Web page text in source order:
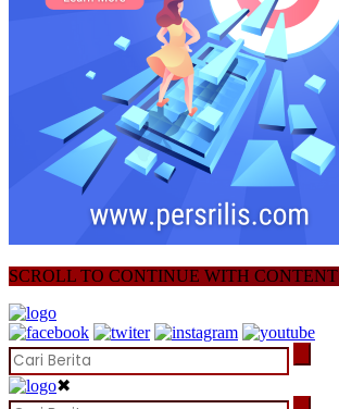
SCROLL TO CONTINUE WITH CONTENT
✖